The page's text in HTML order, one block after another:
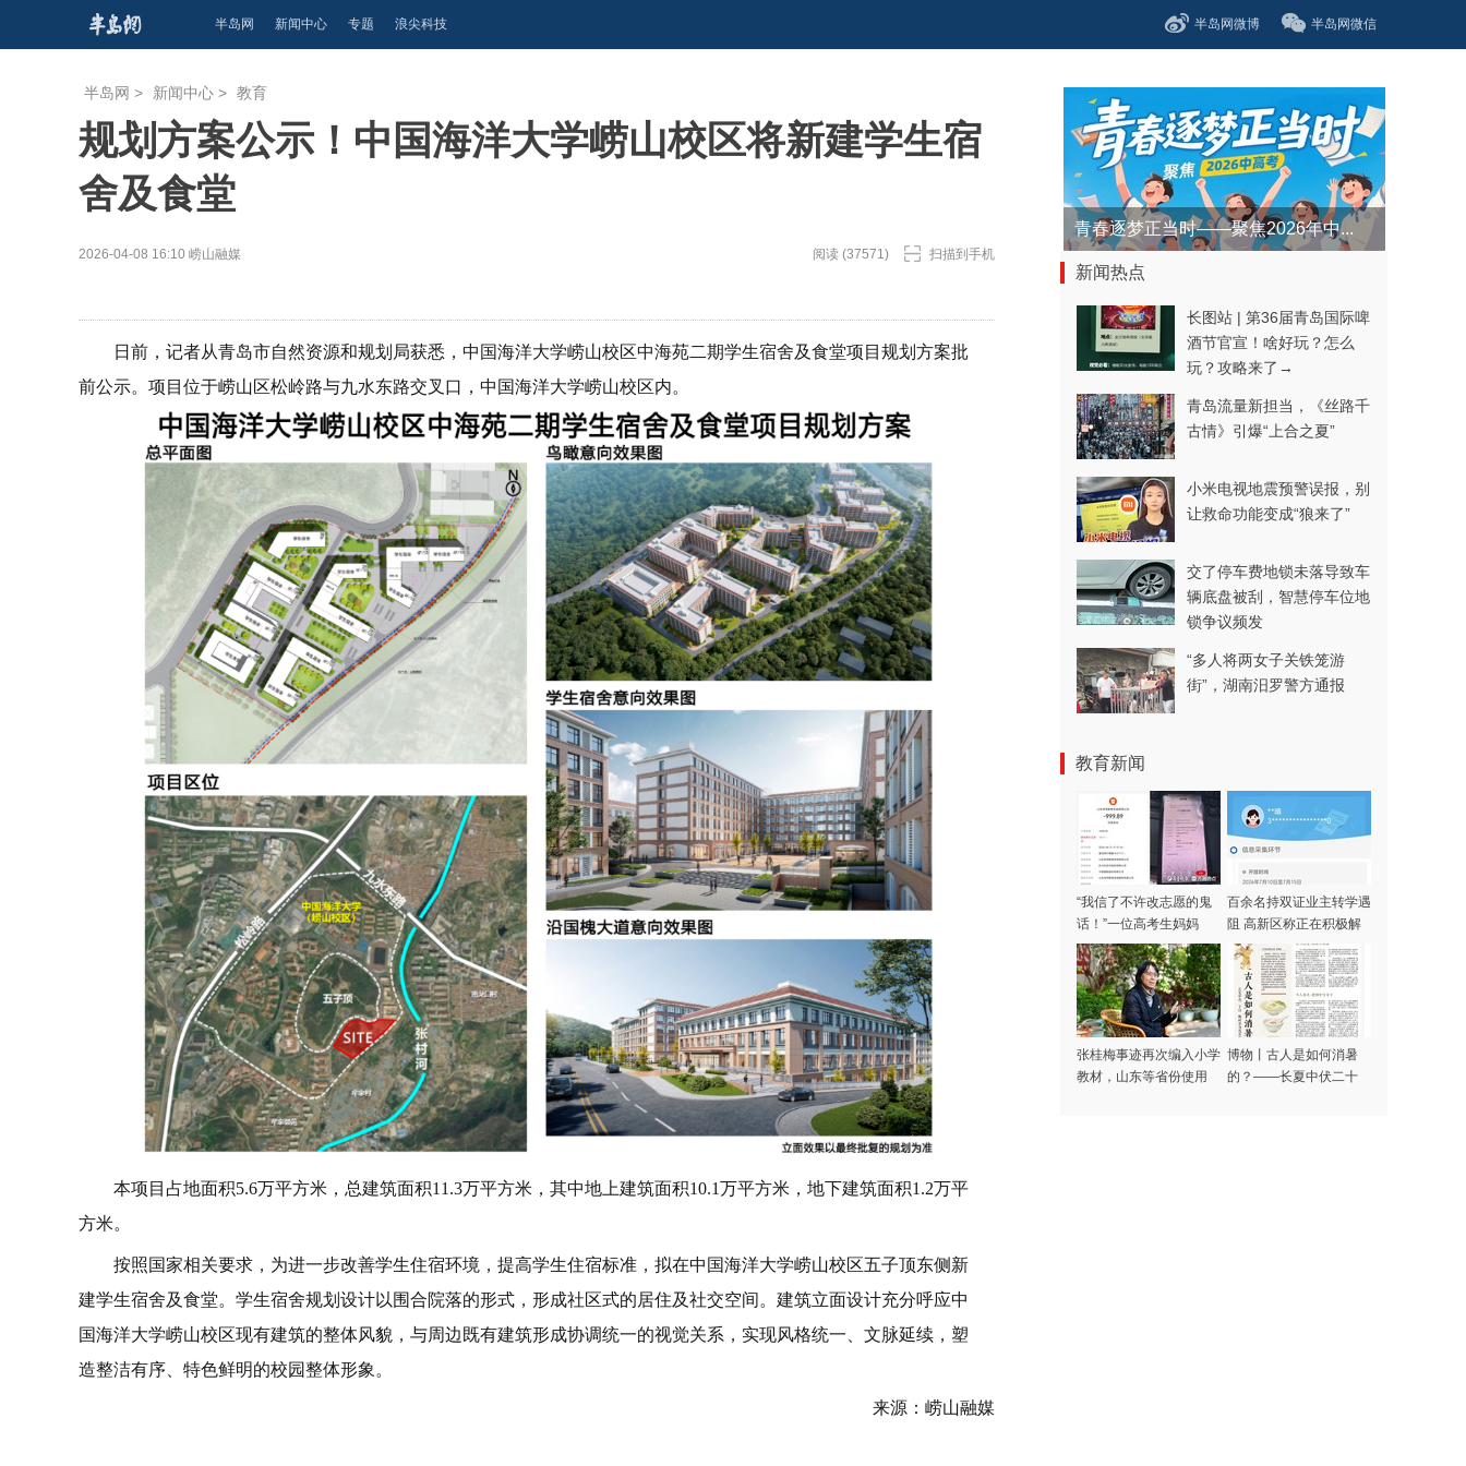
半岛网 新闻中心 专题 浪尖科技 半岛网微博 半岛网微信
半岛网 > 新闻中心 > 教育
规划方案公示！中国海洋大学崂山校区将新建学生宿
舍及食堂
2026-04-08 16:10 崂山融媒 阅读 (37571) 扫描到手机
日前，记者从青岛市自然资源和规划局获悉，中国海洋大学崂山校区中海苑二期学生宿舍及食堂项目规划方案批
前公示。项目位于崂山区松岭路与九水东路交叉口，中国海洋大学崂山校区内。
本项目占地面积5.6万平方米，总建筑面积11.3万平方米，其中地上建筑面积10.1万平方米，地下建筑面积1.2万平
方米。
按照国家相关要求，为进一步改善学生住宿环境，提高学生住宿标准，拟在中国海洋大学崂山校区五子顶东侧新
建学生宿舍及食堂。学生宿舍规划设计以围合院落的形式，形成社区式的居住及社交空间。建筑立面设计充分呼应中
国海洋大学崂山校区现有建筑的整体风貌，与周边既有建筑形成协调统一的视觉关系，实现风格统一、文脉延续，塑
造整洁有序、特色鲜明的校园整体形象。
来源：崂山融媒
青春逐梦正当时——聚焦2026年中...
新闻热点
长图站 | 第36届青岛国际啤
酒节官宣！啥好玩？怎么
玩？攻略来了→
青岛流量新担当，《丝路千
古情》引爆“上合之夏”
小米电视地震预警误报，别
让救命功能变成“狼来了”
交了停车费地锁未落导致车
辆底盘被刮，智慧停车位地
锁争议频发
“多人将两女子关铁笼游
街”，湖南汨罗警方通报
教育新闻
“我信了不许改志愿的鬼
话！”一位高考生妈妈
被“公办保录”设局
百余名持双证业主转学遇
阻 高新区称正在积极解
决
张桂梅事迹再次编入小学
教材，山东等省份使用
博物丨古人是如何消暑
的？——长夏中伏二十